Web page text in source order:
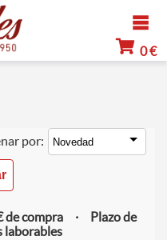
0 €
por:
de compra · Plazo de
laborables